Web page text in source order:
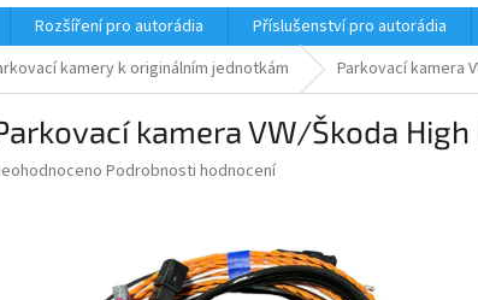
Rozšíření pro autorádia Příslušenství pro autorádia
kamery k originálním jednotkám Parkovací kamera
kamera VW/Škoda
Podrobnosti hodnocení